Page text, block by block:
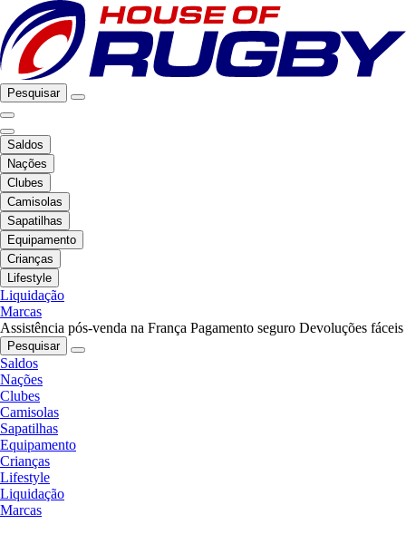
Pesquisar
Saldos
Nações
Clubes
Camisolas
Sapatilhas
Equipamento
Crianças
Lifestyle
Liquidação
Marcas
Assistência pós-venda na França Pagamento seguro Devoluções fáceis
Pesquisar
Saldos
Nações
Clubes
Camisolas
Sapatilhas
Equipamento
Crianças
Lifestyle
Liquidação
Marcas